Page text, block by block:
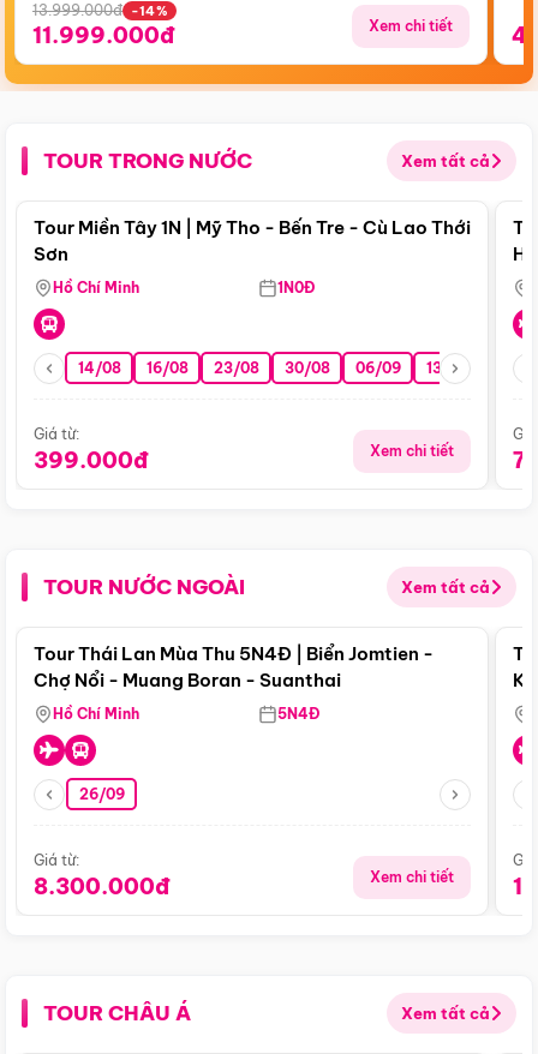
13.999.000đ -14%
11.999.000đ Xem chi tiết
TOUR TRONG NƯỚC Xem tất cả
Điểm nổi bật
Tour Miền Tây 1N | Mỹ Tho - Bến Tre - Cù Lao Thới
Sơn
Hồ Chí Minh 1N0Đ
14/08 16/08 23/08 30/08 06/09 13/09 20/09
Giá từ:
399.000đ Xem chi tiết
TOUR NƯỚC NGOÀI Xem tất cả
Điểm nổi bật
Tour Thái Lan Mùa Thu 5N4Đ | Biển Jomtien -
Chợ Nổi - Muang Boran - Suanthai
Hồ Chí Minh 5N4Đ
26/09
Giá từ:
8.300.000đ Xem chi tiết
TOUR CHÂU Á Xem tất cả
Điểm nổi bật